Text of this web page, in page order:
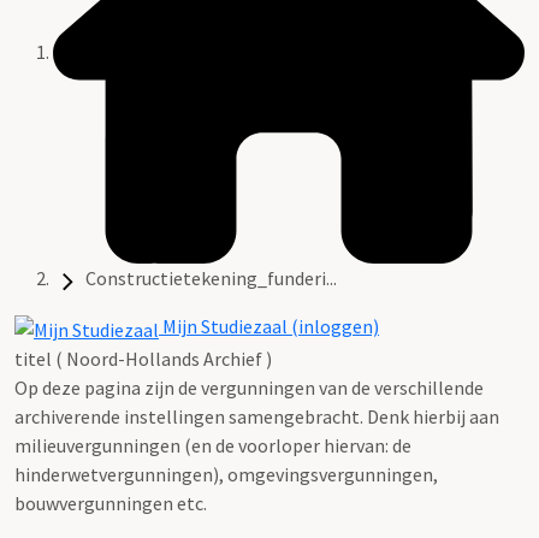
Constructietekening_funderi...
Mijn Studiezaal (inloggen)
titel ( Noord-Hollands Archief )
Op deze pagina zijn de vergunningen van de verschillende
archiverende instellingen samengebracht. Denk hierbij aan
milieuvergunningen (en de voorloper hiervan: de
hinderwetvergunningen), omgevingsvergunningen,
bouwvergunningen etc.